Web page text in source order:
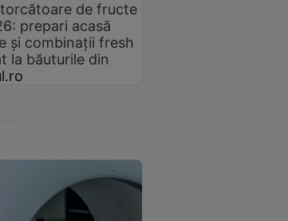
de fructe
prepari acasă
și combinații fresh
la băuturile din